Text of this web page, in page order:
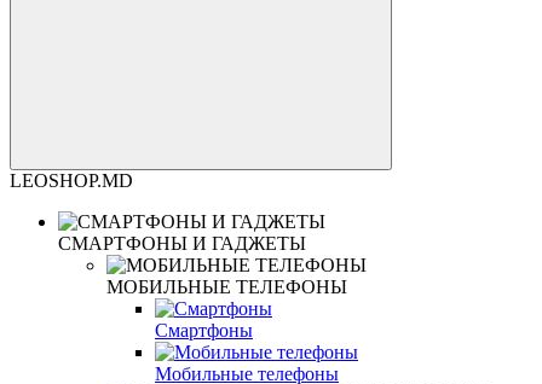
LEOSHOP.MD
СМАРТФОНЫ И ГАДЖЕТЫ
МОБИЛЬНЫЕ ТЕЛЕФОНЫ
Смартфоны
Мобильные телефоны